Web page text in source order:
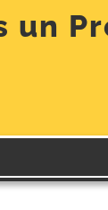
un